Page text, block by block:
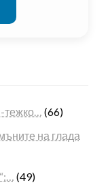
тежко… (66)
на глада
(49)